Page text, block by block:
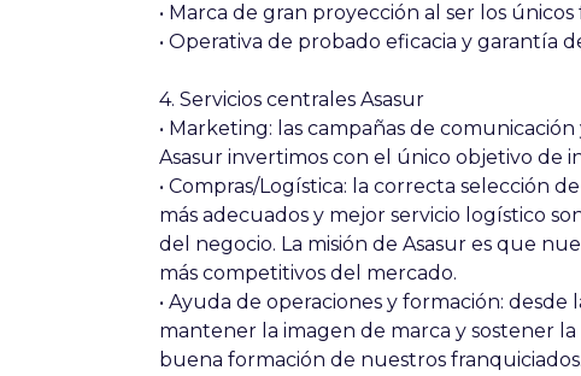
• Marca de gran proyección al ser los
• Operativa de probado eficacia y garantía
4. Servicios centrales Asasur
• Marketing: las campañas de
Asasur invertimos con el único objetivo de
• Compras/Logística: la correcta selección
más adecuados y mejor servicio logístico
del negocio. La misión de Asasur es que
más competitivos del mercado.
• Ayuda de operaciones y formación:
mantener la imagen de marca y sostener
buena formación de nuestros franquiciados.